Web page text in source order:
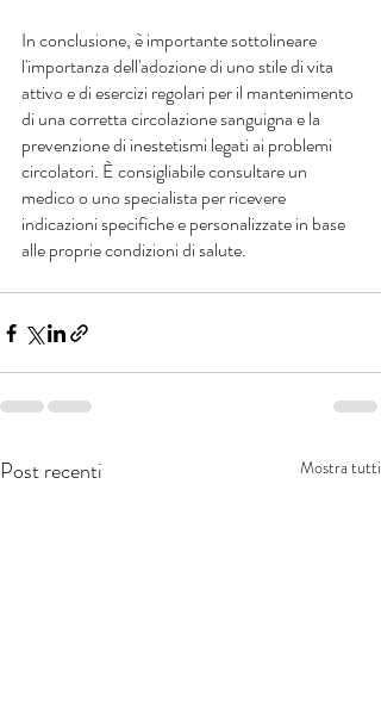
In conclusione, è importante sottolineare
l'importanza dell'adozione di uno stile di vita
attivo e di esercizi regolari per il mantenimento
di una corretta circolazione sanguigna e la
prevenzione di inestetismi legati ai problemi
circolatori. È consigliabile consultare un
medico o uno specialista per ricevere
indicazioni specifiche e personalizzate in base
alle proprie condizioni di salute.
Post recenti Mostra tutti